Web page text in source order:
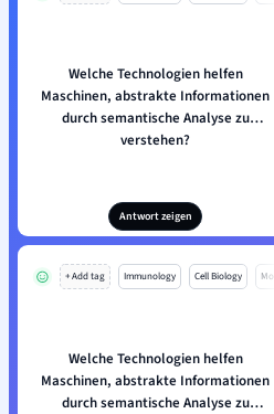
Welche Technologien helfen
Maschinen, abstrakte Informationen
durch semantische Analyse zu
verstehen?
Antwort zeigen
+ Add tag Immunology Cell Biology Mo
Welche Technologien helfen
Maschinen, abstrakte Informationen
durch semantische Analyse zu